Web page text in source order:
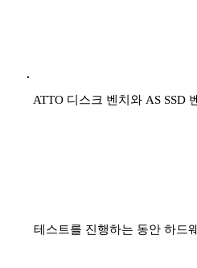
ATTO 디스크 벤치와 AS SSD
테스트를 진행하는 동안 하드